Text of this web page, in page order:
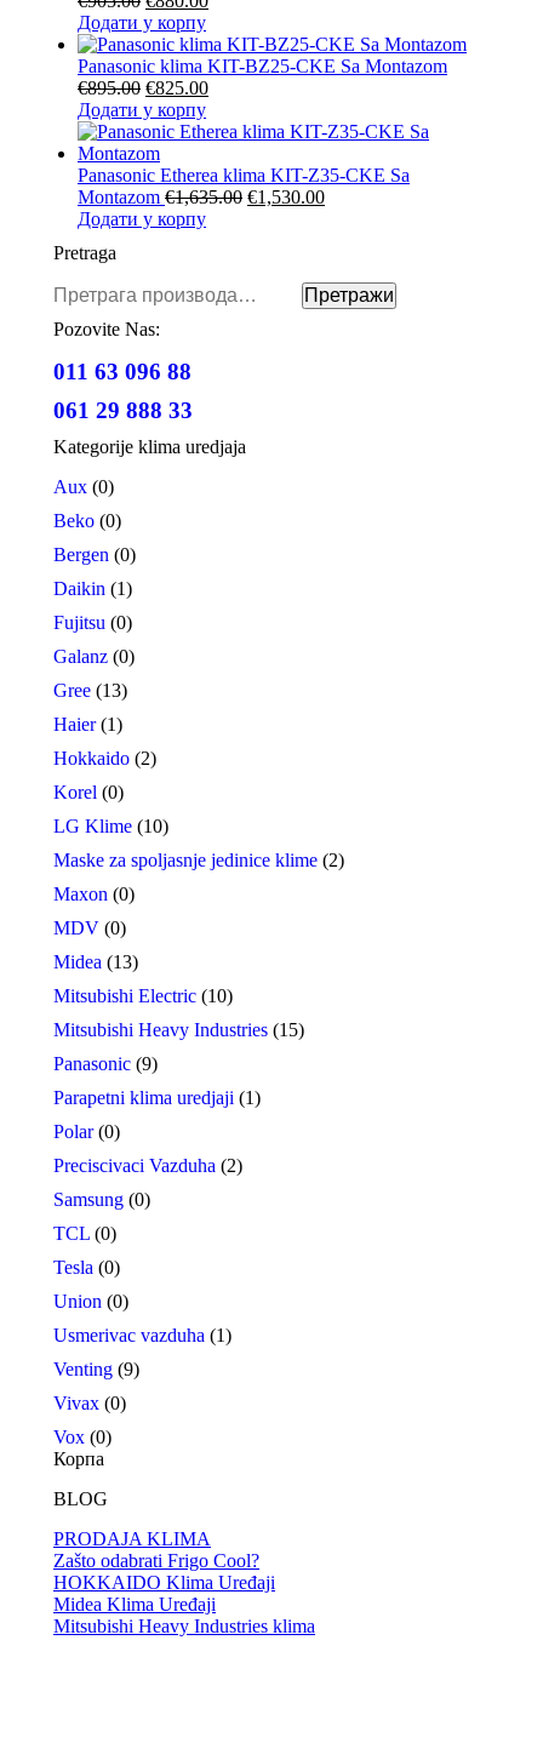
цена
је
била:
€905.00.
је:
€880.00.
Додати у корпу
Panasonic klima KIT-BZ25-CKE Sa Montazom
€895.00 Оригинална
цена
је
била:
€895.00.
€825.00Тренутна
је:
Додати у корпу
Panasonic Etherea klima KIT-Z35-CKE Sa
Montazom €1,635.00 Оригинална
€1,635.00.
€1,530.00Тренутна
Додати у корпу
Pretraga
Претрага
Претражи
Pozovite Nas:
011 63 096 88
061 29 888 33
Kategorije klima uredjaja
Aux (0)
Beko (0)
Bergen (0)
Daikin (1)
Fujitsu (0)
Galanz (0)
Gree (13)
Haier (1)
Hokkaido (2)
Korel (0)
LG Klime (10)
Maske za spoljasnje jedinice klime (2)
Maxon (0)
MDV (0)
Midea (13)
Mitsubishi Electric (10)
Mitsubishi Heavy Industries (15)
Panasonic (9)
Parapetni klima uredjaji (1)
Polar (0)
Preciscivaci Vazduha (2)
Samsung (0)
TCL (0)
Tesla (0)
Union (0)
Usmerivac vazduha (1)
Venting (9)
Vivax (0)
Vox (0)
Корпа
BLOG
PRODAJA KLIMA
Zašto odabrati Frigo Cool?
HOKKAIDO Klima Uređaji
Midea Klima Uređaji
Mitsubishi Heavy Industries klima